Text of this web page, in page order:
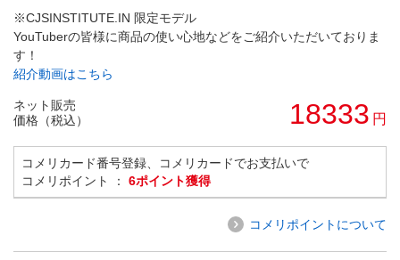
※CJSINSTITUTE.IN 限定モデル
YouTuberの皆様に商品の使い心地などをご紹介いただいておりま
す！
紹介動画はこちら
ネット販売
価格（税込）
18333 円
コメリカード番号登録、コメリカードでお支払いで
コメリポイント ： 6ポイント獲得
コメリポイントについて